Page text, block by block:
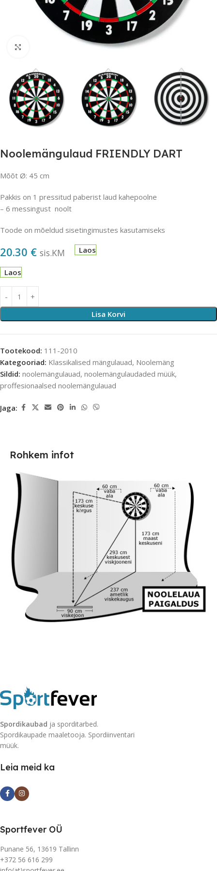
Suurendamiseks klõpsake
Noolemängulaud FRIENDLY DART
Mõõt Ø: 45 cm
Pakkis on 1 pressitud paberist laud kahepoolne
– 6 messingust noolt
Toode on mõeldud sisetingimustes kasutamiseks
20.30 € sis.KM Laos
Laos
Lisa Korvi
Tootekood: 111-2010
Kategooriad: Klassikalised mängulauad, Noolemäng
Sildid: noolemängulauad, noolemängulaudaded müük,
proffesionaalsed noolemängulauad
Jaga:
Rohkem infot
Spordikaubad ja sporditarbed.
Spordikaupade maaletooja. Spordiinventari
müük.
Leia meid ka
Sportfever OÜ
Punane 56, 13619 Tallinn
+372 56 616 299